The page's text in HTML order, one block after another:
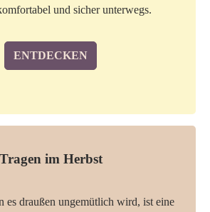
und sicher unterwegs.
ENTDECKEN
Tragen im Herbst
es draußen ungemütlich wird, ist eine